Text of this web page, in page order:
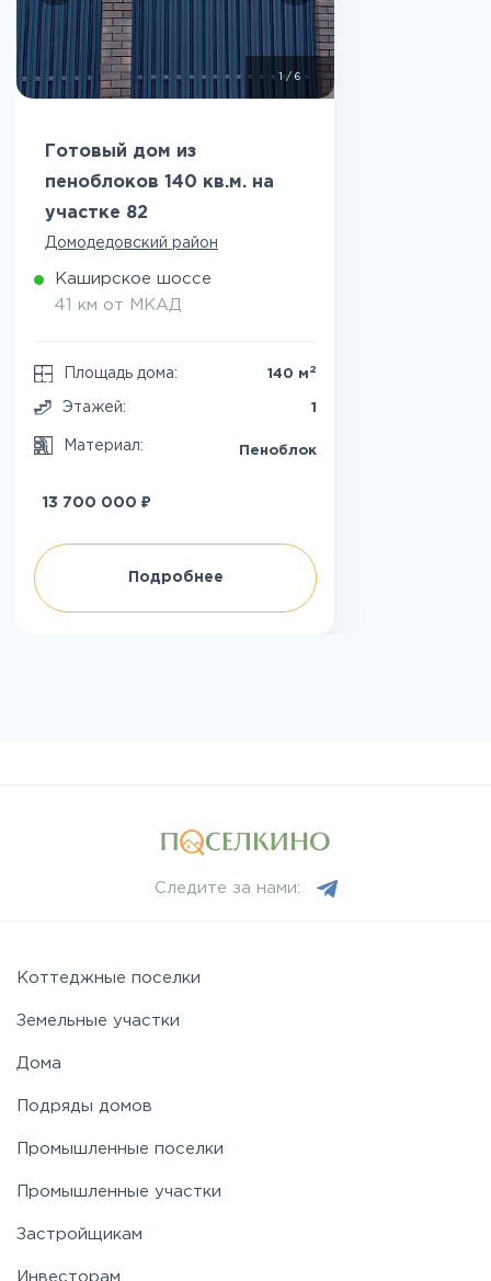
/6
Готовый дом из
пеноблоков 140 кв.м. на
участке 82
Домодедовский район
Каширское шоссе
41 км от МКАД
Площадь дома: 140 м 2
Этажей: 1
Материал: Пеноблок
13 700 000 ₽
Подробнее
Следите за нами:
Коттеджные поселки
Земельные участки
Дома
Подряды домов
Промышленные поселки
Промышленные участки
Застройщикам
Инвесторам